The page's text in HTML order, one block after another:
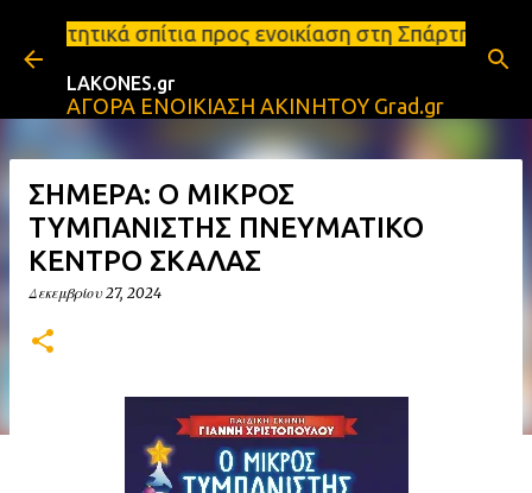
Μετάβαση στο κύριο περιεχόμενο
προς ενοικίαση στη Σπάρτη Ενοικιάσεις
LAKONES.gr
ΑΓΟΡΑ ΕΝΟΙΚΙΑΣΗ ΑΚΙΝΗΤΟΥ Grad.gr
ΣΗΜΕΡΑ: Ο ΜΙΚΡΟΣ
ΤΥΜΠΑΝΙΣΤΗΣ ΠΝΕΥΜΑΤΙΚΟ
ΚΕΝΤΡΟ ΣΚΑΛΑΣ
Δεκεμβρίου 27, 2024